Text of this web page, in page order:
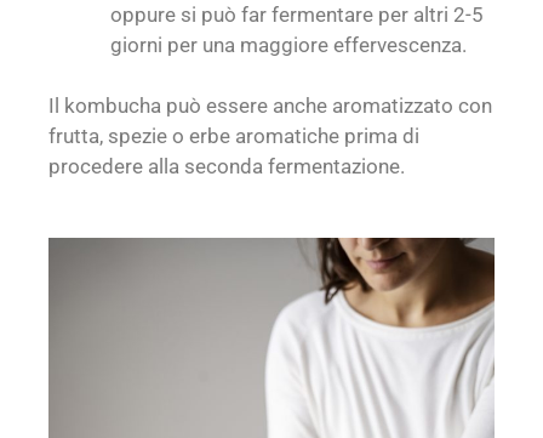
oppure si può far fermentare per altri 2-5
giorni per una maggiore effervescenza.
Il kombucha può essere anche aromatizzato con
frutta, spezie o erbe aromatiche prima di
procedere alla seconda fermentazione.